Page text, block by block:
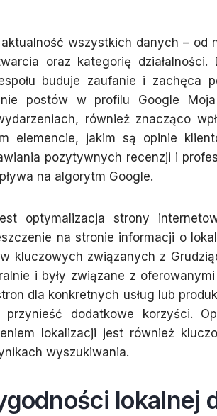
wszystkich danych – od
oraz kategorię działalności.
buduje zaufanie i zachęca
postów w profilu Google
również znacząco
elemencie, jakim są opinie
pozytywnych recenzji i
na algorytm Google.
optymalizacja strony
na stronie informacji o
kluczowych związanych z
i były związane z
dla konkretnych usług lub
dodatkowe korzyści.
lokalizacji jest również
wyszukiwania.
lokalnej